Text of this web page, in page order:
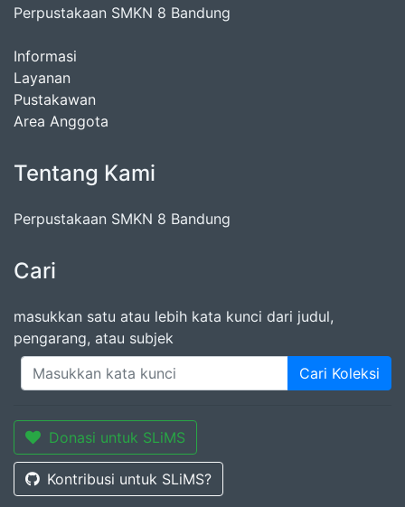
Perpustakaan SMKN 8 Bandung
Informasi
Layanan
Pustakawan
Area Anggota
Tentang Kami
Perpustakaan SMKN 8 Bandung
Cari
masukkan satu atau lebih kata kunci dari judul,
pengarang, atau subjek
Cari Koleksi
Donasi untuk SLiMS
Kontribusi untuk SLiMS?